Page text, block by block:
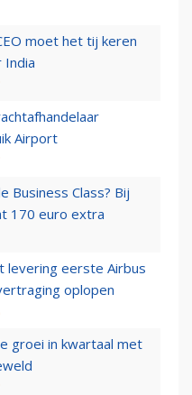
moet het tij keren
India
Airport
Business Class? Bij
170 euro extra
levering eerste Airbus
oplopen
groei in kwartaal met